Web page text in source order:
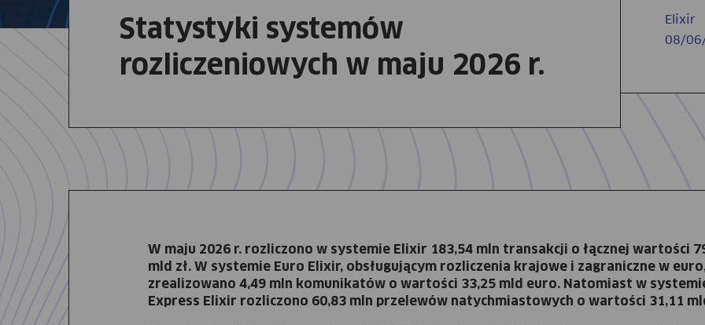
Statystyki systemów
rozliczeniowych w maju 2026 r.
Elixir
08/
W maju 2026 r. rozliczono w systemie Elixir 183,54 mln transakcji o łącznej wartości
mld zł. W systemie Euro Elixir, obsługującym rozliczenia krajowe i zagraniczne w
zrealizowano 4,49 mln komunikatów o wartości 33,25 mld euro. Natomiast w
Express Elixir rozliczono 60,83 mln przelewów natychmiastowych o wartości 31,11